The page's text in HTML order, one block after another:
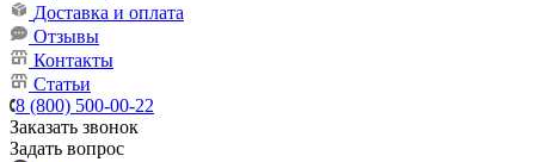
Доставка и оплата
Отзывы
Контакты
Статьи
8 (800) 500-00-22
Заказать звонок
Задать вопрос